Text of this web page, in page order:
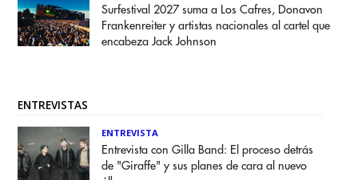
Surfestival 2027 suma a Los Cafres, Donavon
Frankenreiter y artistas nacionales al cartel que
encabeza Jack Johnson
ENTREVISTAS
ENTREVISTA
Entrevista con Gilla Band: El proceso detrás
de "Giraffe" y sus planes de cara al nuevo